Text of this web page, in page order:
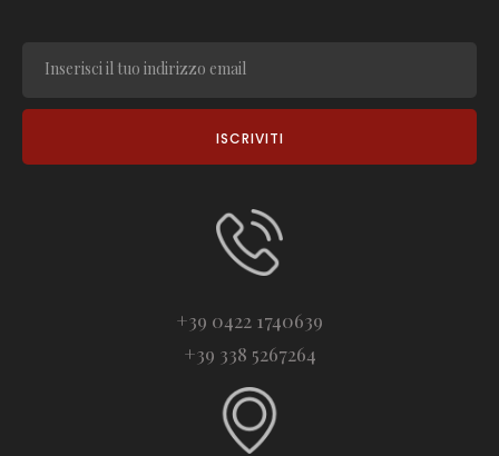
+39 0422 1740639
+39 338 5267264